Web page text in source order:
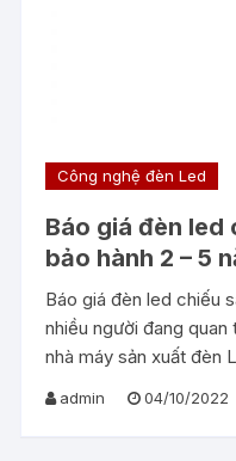
Công nghệ đèn Led
Báo giá đèn led
bảo hành 2 – 5
Báo giá đèn led chiếu
nhiều người đang quan
nhà máy sản xuất đèn
admin 04/10/2022